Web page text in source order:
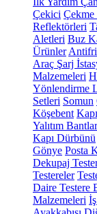
Çekici Çekme
Reflektörleri
Aletleri Buz
Ürünler
Araç Şarj
Malzemeleri
Yönlendirme
Setleri Somun
Köşebent
Yalıtım
Kapı Dürbünü
Gönye Posta
Dekupaj
Testereler
Daire Testere
Malzemeleri